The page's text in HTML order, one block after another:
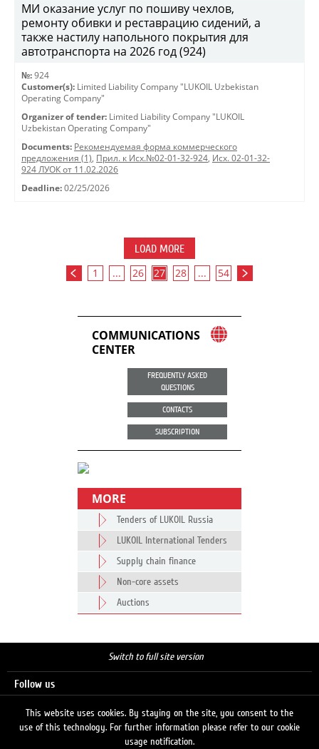
МИ оказание услуг по пошиву чехлов,
ремонту обивки и реставрацию сидений, а
также настилу напольного покрытия для
автотранспорта на 2026 год (924)
№: 924
Customer(s): Limited Liability Company "LUKOIL Uzbekistan
Operating Company"
Organizer of tender: Limited Liability Company "LUKOIL
Uzbekistan Operating Company"
Documents: Рекомендуемая форма коммерческого
предложения (1), Прил. к Исх.№02-01-32-924, Исх. 02-01-32-
924 ЛУОК от 11.02.2026
Deadline: 02/25/2026
LOAD MORE
1 ... 26 27 28 ... 54
COMMUNICATIONS
CENTER
FREQUENTLY ASKED
QUESTIONS
CONTACTS
SUBSCRIPTION
MORE
Tenders of LUKOIL Russia
LUKOIL International Tenders
Supply chain finance
Non-core assets
Auctions
Switch to full site version
Follow us
This website uses cookies. By staying on the site, you consent to the
use of this technology. For further information please refer to our cookie
usage notification.